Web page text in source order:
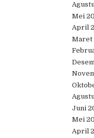
Mei
April
Maret
Juni
Mei
April